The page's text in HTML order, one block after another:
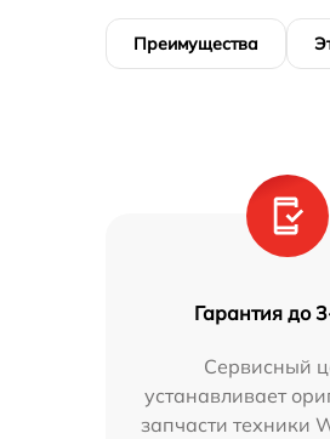
Преимущества
Гарантия до
Сервисный
устанавливает
запчасти техники